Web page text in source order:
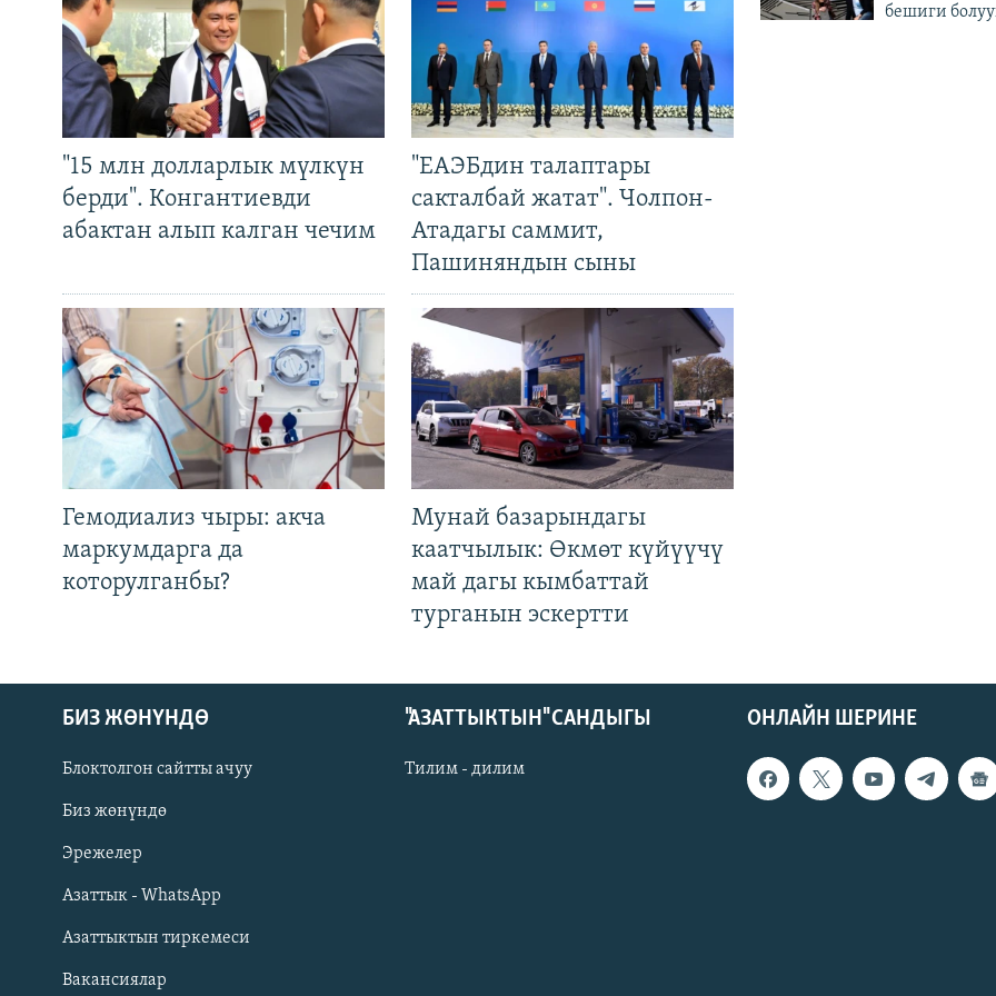
Русский
ОНЛАЙН ШЕРИНЕ
"15 млн долларлык мүлкүн
берди". Конгантиевди
абактан алып калган чечим
"ЕАЭБдин талаптары
сакталбай жатат". Чолпон-
Атадагы саммит,
Пашиняндын сыны
Гемодиализ чыры: акча
маркумдарга да
которулганбы?
Мунай базарындагы
каатчылык: Өкмөт күйүүчү
май дагы кымбаттай
турганын эскертти
бешиги
ОНЛАЙН ШЕРИНЕ
БИЗ ЖӨНҮНДӨ
Блоктолгон сайтты ачуу
Биз жөнүндө
Эрежелер
Азаттык - WhatsApp
Азаттыктын тиркемеси
Вакансиялар
"АЗАТТЫКТЫН" САНДЫГЫ
Тилим - дилим